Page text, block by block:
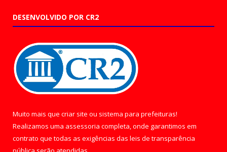
DESENVOLVIDO POR CR2
Muito mais que criar site ou sistema para prefeituras!
Realizamos uma assessoria completa, onde garantimos em
contrato que todas as exigências das leis de transparência